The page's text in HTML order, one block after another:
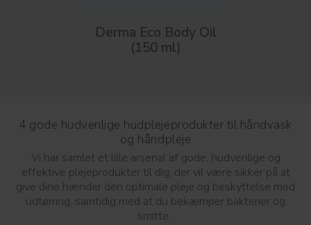
Derma Eco Body Oil
(150 ml)
4 gode hudvenlige hudplejeprodukter til håndvask
og håndpleje
Vi har samlet et lille arsenal af gode, hudvenlige og
effektive plejeprodukter til dig, der vil være sikker på at
give dine hænder den optimale pleje og beskyttelse mod
udtørring, samtidig med at du bekæmper bakterier og
smitte.